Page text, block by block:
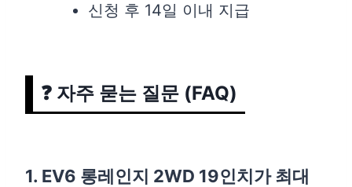
신청 후 14일 이내 지급
❓ 자주 묻는 질문 (FAQ)
1. EV6 롱레인지 2WD 19인치가 최대